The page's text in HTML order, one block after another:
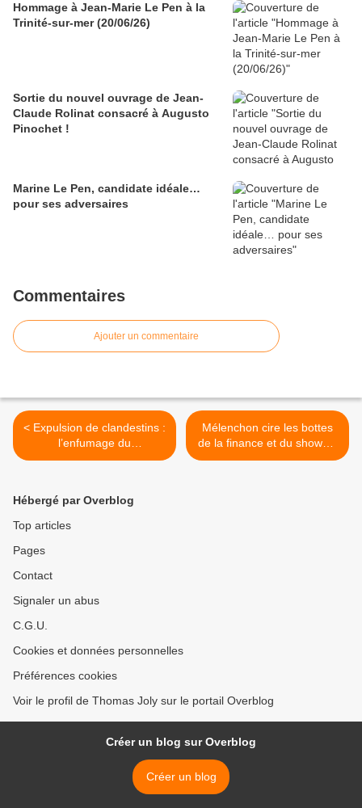
Hommage à Jean-Marie Le Pen à la
Trinité-sur-mer (20/06/26)
Sortie du nouvel ouvrage de Jean-
Claude Rolinat consacré à Augusto
Pinochet !
Marine Le Pen, candidate idéale…
pour ses adversaires
Commentaires
Ajouter un commentaire
< Expulsion de clandestins :
l’enfumage du
gouvernement !
Mélenchon cire les bottes
de la finance et du showbiz
>
Hébergé par Overblog
Top articles
Pages
Contact
Signaler un abus
C.G.U.
Cookies et données personnelles
Préférences cookies
Voir le profil de Thomas Joly sur le portail Overblog
Créer un blog sur Overblog
Créer un blog